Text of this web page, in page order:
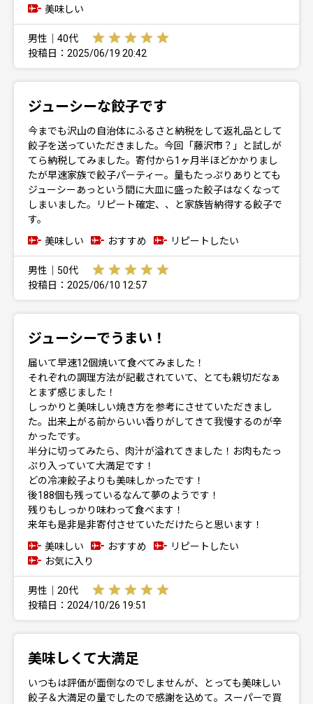
美味しい
男性｜40代
投稿日：2025/06/19 20:42
ジューシーな餃子です
今までも沢山の自治体にふるさと納税をして返礼品として
餃子を送っていただきました。今回「藤沢市？」と試しが
てら納税してみました。寄付から1ヶ月半ほどかかりまし
たが早速家族で餃子パーティー。量もたっぷりありとても
ジューシーあっという間に大皿に盛った餃子はなくなって
しまいました。リピート確定、、と家族皆納得する餃子で
す。
美味しい
おすすめ リピートしたい
男性｜50代
投稿日：2025/06/10 12:57
ジューシーでうまい！
届いて早速12個焼いて食べてみました！
それぞれの調理方法が記載されていて、とても親切だなぁ
とまず感じました！
しっかりと美味しい焼き方を参考にさせていただきまし
た。出来上がる前からいい香りがしてきて我慢するのが辛
かったです。
半分に切ってみたら、肉汁が溢れてきました！お肉もたっ
ぷり入っていて大満足です！
どの冷凍餃子よりも美味しかったです！
後188個も残っているなんて夢のようです！
残りもしっかり味わって食べます！
来年も是非是非寄付させていただけたらと思います！
美味しい
おすすめ
リピートしたい
お気に入り
男性｜20代
投稿日：2024/10/26 19:51
美味しくて大満足
いつもは評価が面倒なのでしませんが、とっても美味しい
餃子＆大満足の量でしたので感謝を込めて。スーパーで買